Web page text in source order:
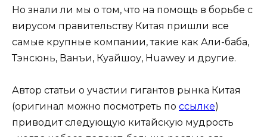
Но знали ли мы о том, что на помощь в борьбе с
вирусом правительству Китая пришли все
самые крупные компании, такие как Али-баба,
Тэнсюнь, Ванъи, Куайшоу, Huawey и другие.
Автор статьи о участии гигантов рынка Китая
(оригинал можно посмотреть по ссылке)
приводит следующую китайскую мудрость